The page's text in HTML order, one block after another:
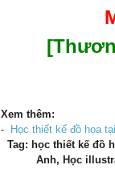
Xem thêm:
- Học thiết kế đồ họa
Tag: học thiết kế đồ
Anh, Học